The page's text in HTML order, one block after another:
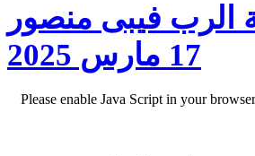
الرب فيبى منصور
17 مارس 2025
Please enable Java Script in your